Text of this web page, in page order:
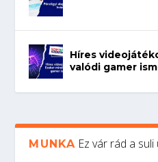
Híres
valódi gamer
MUNKA Ez vár rád a suli